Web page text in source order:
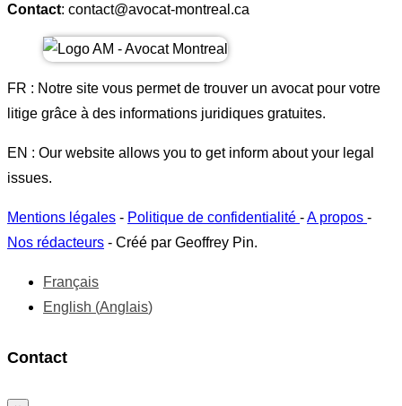
Contact: contact@avocat-montreal.ca
FR : Notre site vous permet de trouver un avocat pour votre
litige grâce à des informations juridiques gratuites.
EN : Our website allows you to get inform about your legal
issues.
Mentions légales - Politique de confidentialité -A propos -
Nos rédacteurs - Créé par Geoffrey Pin.
Français
English (Anglais)
Contact